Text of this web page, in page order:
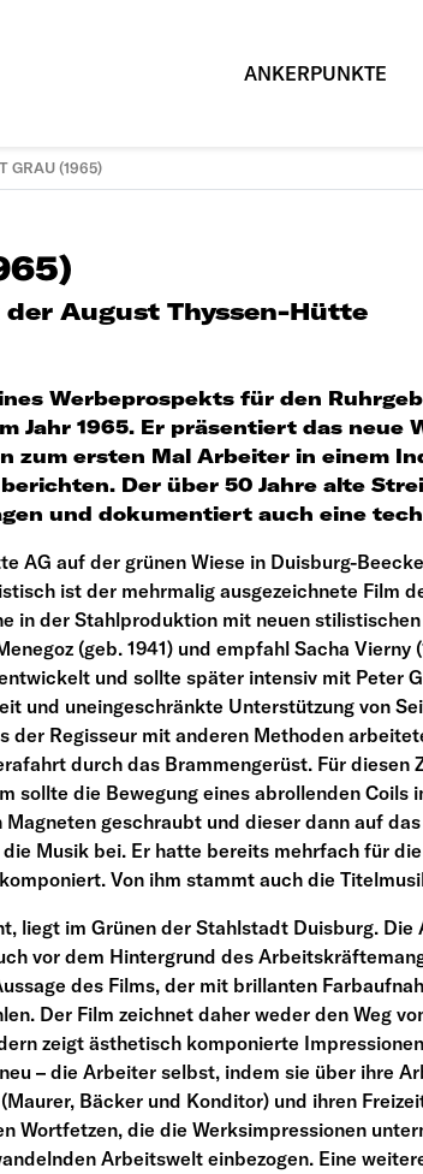
ANKERPUNKTE
GRAU (1965)
August Thyssen-Hütte
Werbeprospekts für den
Jahr 1965. Er präsentiert das neue
zum ersten Mal Arbeiter in einem
Der über 50 Jahre alte
und dokumentiert auch eine
AG auf der grünen Wiese in Duisburg-
ist der mehrmalig ausgezeichnete Film
in der Stahlproduktion mit neuen
(geb. 1941) und empfahl Sacha Vierny
und sollte später intensiv mit Peter
und uneingeschränkte Unterstützung von
der Regisseur mit anderen Methoden
durch das Brammengerüst. Für
sollte die Bewegung eines abrollenden
geschraubt und dieser dann auf
die Musik bei. Er hatte bereits mehrfach für
Von ihm stammt auch die
liegt im Grünen der Stahlstadt Duisburg.
vor dem Hintergrund des
des Films, der mit brillanten
Der Film zeichnet daher weder den Weg
zeigt ästhetisch komponierte
– die Arbeiter selbst, indem sie über ihre
Bäcker und Konditor) und ihren
Wortfetzen, die die Werksimpressionen
Arbeitswelt einbezogen. Eine